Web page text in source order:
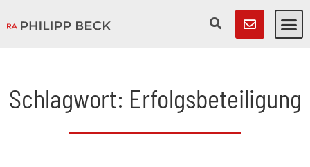
Schlagwort: Erfolgsbeteiligung